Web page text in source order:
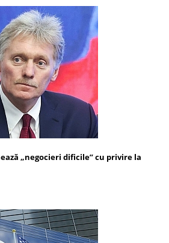
„negocieri dificile” cu privire la